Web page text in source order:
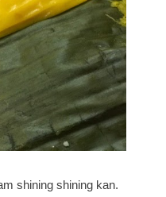
shining shining kan.